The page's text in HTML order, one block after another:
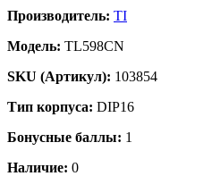
Производитель: TI
Модель: TL598CN
SKU (Артикул): 103854
Тип корпуса: DIP16
Бонусные баллы: 1
Наличие: 0